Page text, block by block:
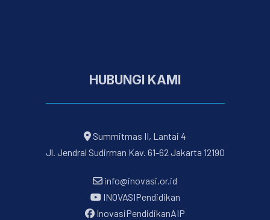
HUBUNGI KAMI
Summitmas II, Lantai 4
Jl. Jendral Sudirman Kav. 61-62 Jakarta 12190
info@inovasi.or.id
INOVASIPendidikan
InovasiPendidikanAIP